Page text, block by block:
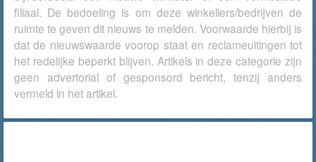
filiaal. De bedoeling is om deze winkeliers/bedrijven de
ruimte te geven dit nieuws te melden. Voorwaarde hierbij is
dat de nieuwswaarde voorop staat en reclameuitingen tot
het redelijke beperkt blijven. Artikels in deze categorie zijn
geen advertorial of gesponsord bericht, tenzij anders
vermeld in het artikel.